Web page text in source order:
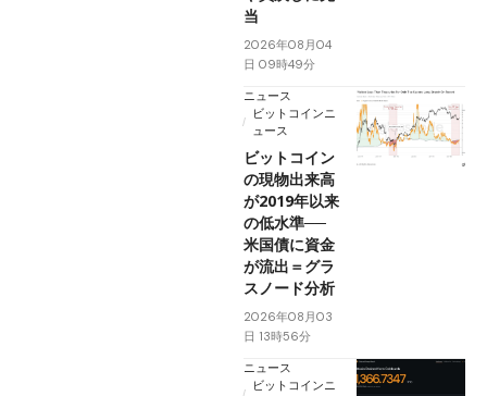
当
2026年08月04
日 09時49分
ニュース
ビットコインニ
ュース
ビットコイン
の現物出来高
が2019年以来
の低水準──
米国債に資金
が流出＝グラ
スノード分析
2026年08月03
日 13時56分
ニュース
ビットコインニ